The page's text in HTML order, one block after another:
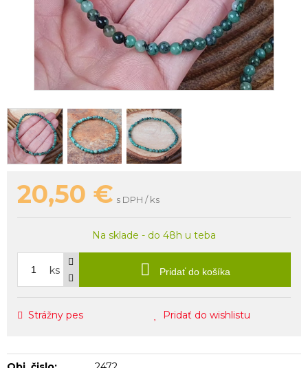
20,50 € s DPH / ks
Na sklade - do 48h u teba
ks Pridať do košíka
Strážny pes Pridať do wishlistu